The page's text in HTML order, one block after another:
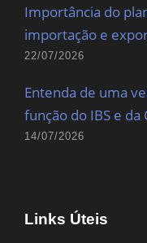
Importância do
importação e
22/07/2026
Entenda de uma
função do IBS e da
14/07/2026
Links Úteis